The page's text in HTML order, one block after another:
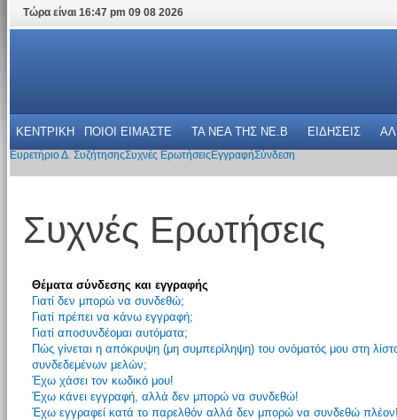
Τώρα είναι 16:47 pm 09 08 2026
ΚΕΝΤΡΙΚΗ ΠΟΙΟΙ ΕΙΜΑΣΤΕ ΤΑ ΝΕΑ THΣ NE.B ΕΙΔΗΣΕΙΣ
Ευρετήριο Δ. ΣυζήτησηςΣυχνές Ερωτήσεις ΕγγραφήΣύνδεση
Συχνές Ερωτήσεις
Θέματα σύνδεσης και εγγραφής
Γιατί δεν μπορώ να συνδεθώ;
Γιατί πρέπει να κάνω εγγραφή;
Γιατί αποσυνδέομαι αυτόματα;
Πώς γίνεται η απόκρυψη (μη συμπερίληψη) του ονόματός μου στη
συνδεδεμένων μελών;
Έχω χάσει τον κωδικό μου!
Έχω κάνει εγγραφή, αλλά δεν μπορώ να συνδεθώ!
Έχω εγγραφεί κατά το παρελθόν αλλά δεν μπορώ να συνδεθώ